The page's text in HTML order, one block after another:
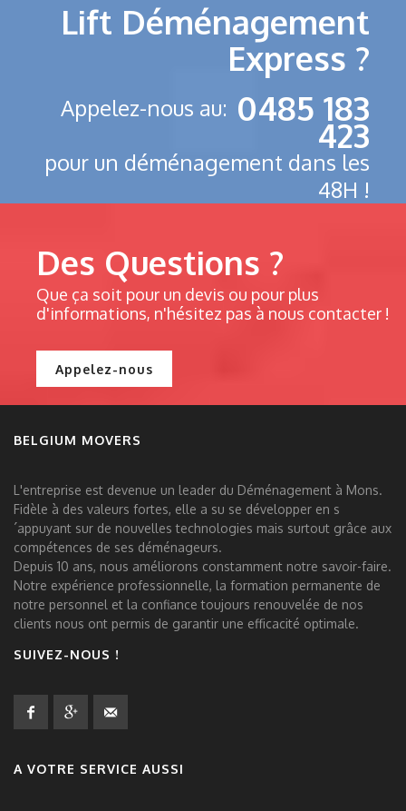
Lift Déménagement
Express ?
Appelez-nous au: 0485 183
423
pour un déménagement dans les
48H !
Des Questions ?
Que ça soit pour un devis ou pour plus
d'informations, n'hésitez pas à nous contacter !
Appelez-nous
BELGIUM MOVERS
L'entreprise est devenue un leader du Déménagement à Mons.
Fidèle à des valeurs fortes, elle a su se développer en s
´appuyant sur de nouvelles technologies mais surtout grâce aux
compétences de ses déménageurs.
Depuis 10 ans, nous améliorons constamment notre savoir-faire.
Notre expérience professionnelle, la formation permanente de
notre personnel et la confiance toujours renouvelée de nos
clients nous ont permis de garantir une efficacité optimale.
SUIVEZ-NOUS !
A VOTRE SERVICE AUSSI